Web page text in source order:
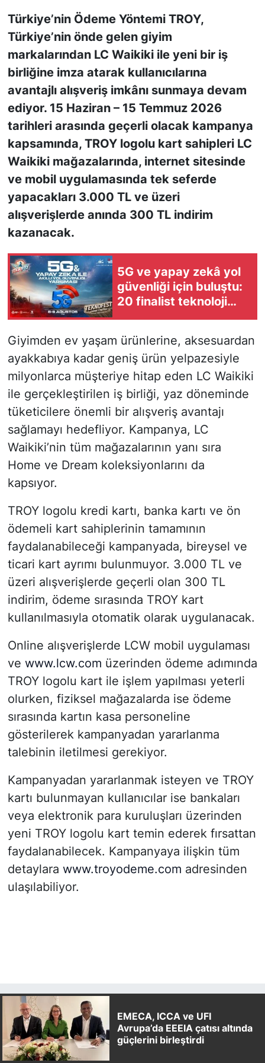
Türkiye’nin Ödeme Yöntemi TROY,
Türkiye’nin önde gelen giyim
markalarından LC Waikiki ile yeni bir iş
birliğine imza atarak kullanıcılarına
avantajlı alışveriş imkânı sunmaya devam
ediyor. 15 Haziran – 15 Temmuz 2026
tarihleri arasında geçerli olacak kampanya
kapsamında, TROY logolu kart sahipleri LC
Waikiki mağazalarında, internet sitesinde
ve mobil uygulamasında tek seferde
yapacakları 3.000 TL ve üzeri
alışverişlerde anında 300 TL indirim
kazanacak.
5G ve yapay zekâ yol
güvenliği için buluştu:
20 finalist teknoloji
Giyimden ev yaşam ürünlerine, aksesuardan
ayakkabıya kadar geniş ürün yelpazesiyle
milyonlarca müşteriye hitap eden LC Waikiki
ile gerçekleştirilen iş birliği, yaz döneminde
tüketicilere önemli bir alışveriş avantajı
sağlamayı hedefliyor. Kampanya, LC
Waikiki’nin tüm mağazalarının yanı sıra
Home ve Dream koleksiyonlarını da
kapsıyor.
TROY logolu kredi kartı, banka kartı ve ön
ödemeli kart sahiplerinin tamamının
faydalanabileceği kampanyada, bireysel ve
ticari kart ayrımı bulunmuyor. 3.000 TL ve
üzeri alışverişlerde geçerli olan 300 TL
indirim, ödeme sırasında TROY kart
kullanılmasıyla otomatik olarak uygulanacak.
Online alışverişlerde LCW mobil uygulaması
ve www.lcw.com üzerinden ödeme adımında
TROY logolu kart ile işlem yapılması yeterli
olurken, fiziksel mağazalarda ise ödeme
sırasında kartın kasa personeline
gösterilerek kampanyadan yararlanma
talebinin iletilmesi gerekiyor.
Kampanyadan yararlanmak isteyen ve TROY
kartı bulunmayan kullanıcılar ise bankaları
veya elektronik para kuruluşları üzerinden
yeni TROY logolu kart temin ederek fırsattan
faydalanabilecek. Kampanyaya ilişkin tüm
detaylara www.troyodeme.com adresinden
ulaşılabiliyor.
EMECA, ICCA ve UFI
Avrupa’da EEEIA çatısı altında
güçlerini birleştirdi
KONGRE HABERLERİ
KONGRE TAKVİMİ
RÖPORTAJLAR
BİYOGRAFİLER